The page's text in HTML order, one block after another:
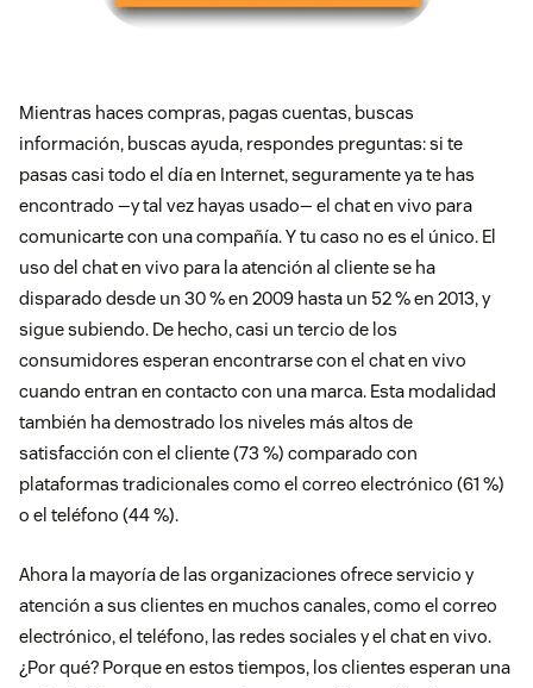
Mientras haces compras, pagas cuentas, buscas
información, buscas ayuda, respondes preguntas: si te
pasas casi todo el día en Internet, seguramente ya te has
encontrado —y tal vez hayas usado— el chat en vivo para
comunicarte con una compañía. Y tu caso no es el único. El
uso del chat en vivo para la atención al cliente se ha
disparado desde un 30 % en 2009 hasta un 52 % en 2013, y
sigue subiendo. De hecho, casi un tercio de los
consumidores esperan encontrarse con el chat en vivo
cuando entran en contacto con una marca. Esta modalidad
también ha demostrado los niveles más altos de
satisfacción con el cliente (73 %) comparado con
plataformas tradicionales como el correo electrónico (61 %)
o el teléfono (44 %).
Ahora la mayoría de las organizaciones ofrece servicio y
atención a sus clientes en muchos canales, como el correo
electrónico, el teléfono, las redes sociales y el chat en vivo.
¿Por qué? Porque en estos tiempos, los clientes esperan una